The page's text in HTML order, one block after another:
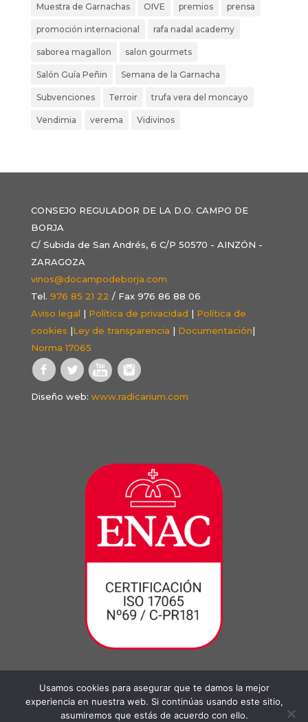
Muestra de Garnachas OIVE premios prensa
promoción internacional rafa nadal academy
saborea magallon salon gourmets
Salón Guía Peñin Semana de la Garnacha
Subvenciones Terroir trufa vera del moncayo
Vendimia verema Vidivinos
CONSEJO REGULADOR DE LA D.O. CAMPO DE
BORJA
C/ Subida de San Andrés, 6 C/P 50570 - AINZÓN -
ZARAGOZA
vinos@docampodeborja.com
Tel. 976 85 21 22 / Fax 976 86 88 06
Aviso legal | Política de privacidad | Política de
cookies |Ley de transparencia | Documentación|
Norma 17065
Diseño web: www.radicarium.com
Usamos cookies para asegurar que te damos la mejor
experiencia en nuestra web. Si continúas usando este sitio,
asumiremos que estás de acuerdo con ello.